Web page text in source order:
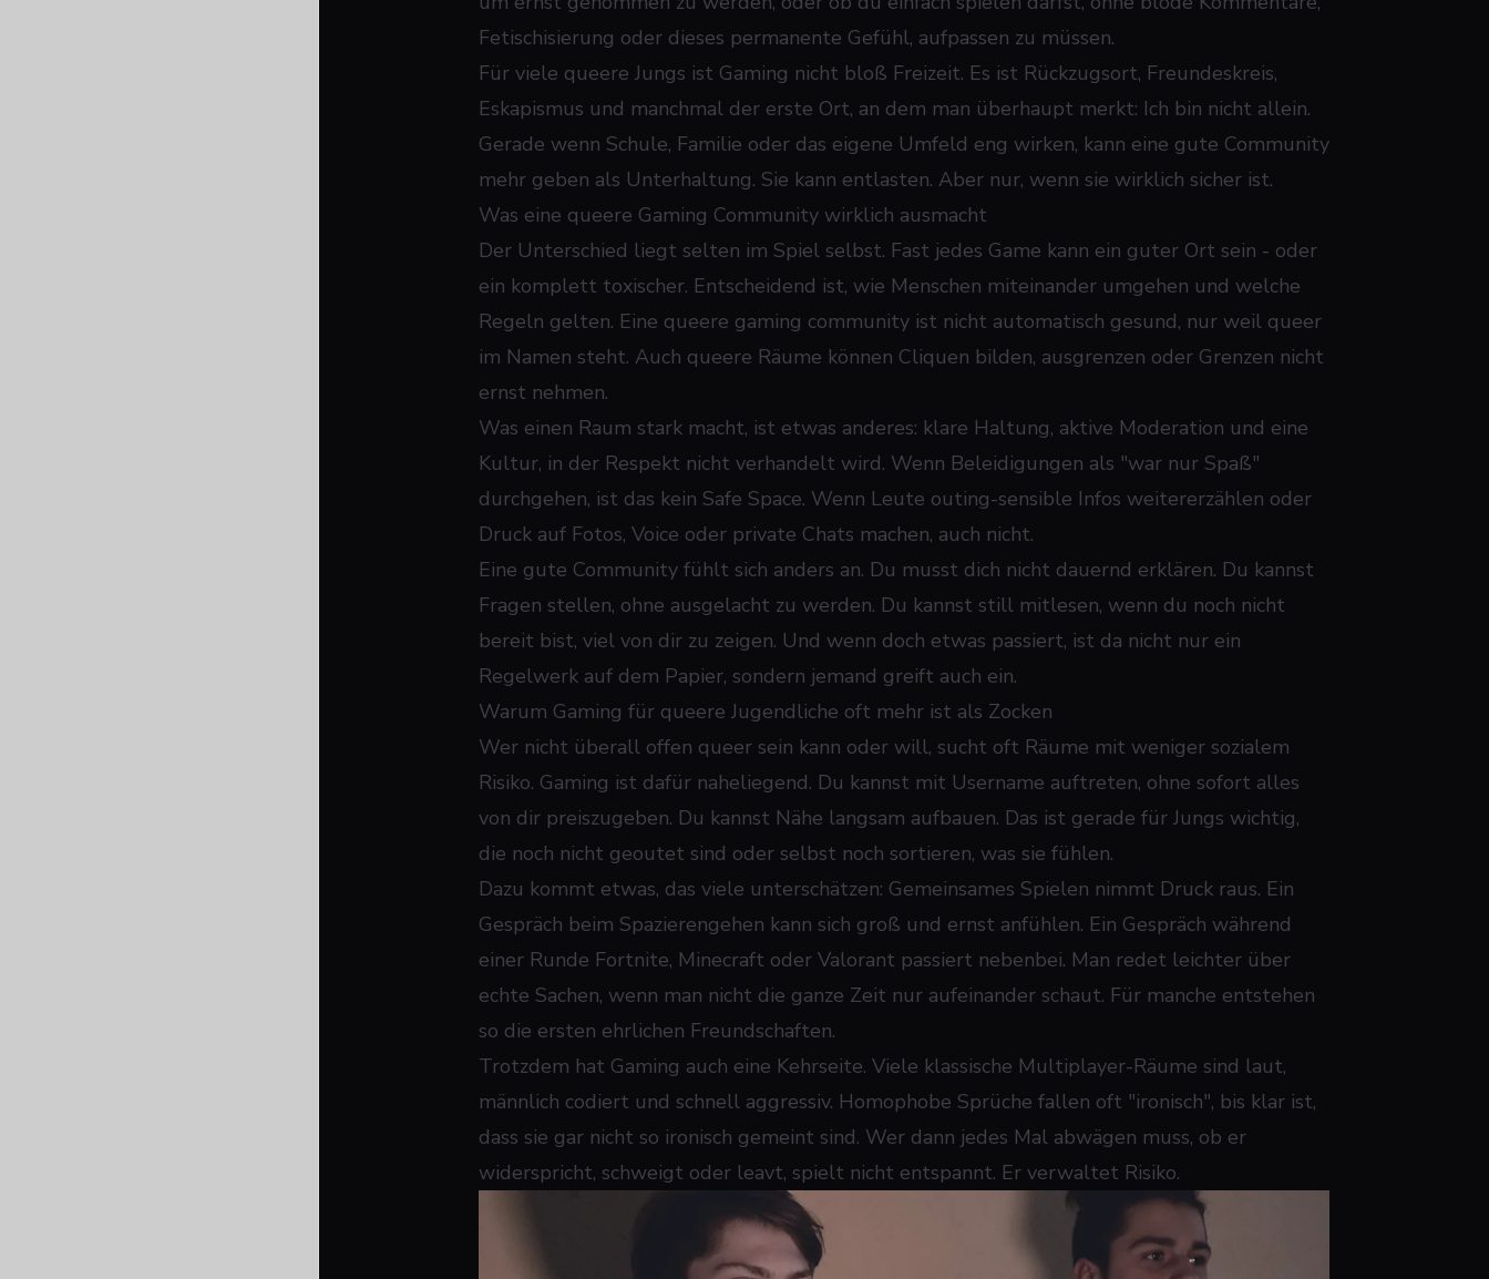
Fetischisierung oder dieses permanente Gefühl, aufpassen zu müssen.
Für viele queere Jungs ist Gaming nicht bloß Freizeit. Es ist Rückzugsort, Freundeskreis,
Eskapismus und manchmal der erste Ort, an dem man überhaupt merkt: Ich bin nicht allein.
Gerade wenn Schule, Familie oder das eigene Umfeld eng wirken, kann eine gute Community
mehr geben als Unterhaltung. Sie kann entlasten. Aber nur, wenn sie wirklich sicher ist.
Was eine queere Gaming Community wirklich ausmacht
Der Unterschied liegt selten im Spiel selbst. Fast jedes Game kann ein guter Ort sein - oder
ein komplett toxischer. Entscheidend ist, wie Menschen miteinander umgehen und welche
Regeln gelten. Eine queere gaming community ist nicht automatisch gesund, nur weil queer
im Namen steht. Auch queere Räume können Cliquen bilden, ausgrenzen oder Grenzen nicht
ernst nehmen.
Was einen Raum stark macht, ist etwas anderes: klare Haltung, aktive Moderation und eine
Kultur, in der Respekt nicht verhandelt wird. Wenn Beleidigungen als "war nur Spaß"
durchgehen, ist das kein Safe Space. Wenn Leute outing-sensible Infos weitererzählen oder
Druck auf Fotos, Voice oder private Chats machen, auch nicht.
Eine gute Community fühlt sich anders an. Du musst dich nicht dauernd erklären. Du kannst
Fragen stellen, ohne ausgelacht zu werden. Du kannst still mitlesen, wenn du noch nicht
bereit bist, viel von dir zu zeigen. Und wenn doch etwas passiert, ist da nicht nur ein
Regelwerk auf dem Papier, sondern jemand greift auch ein.
Warum Gaming für queere Jugendliche oft mehr ist als Zocken
Wer nicht überall offen queer sein kann oder will, sucht oft Räume mit weniger sozialem
Risiko. Gaming ist dafür naheliegend. Du kannst mit Username auftreten, ohne sofort alles
von dir preiszugeben. Du kannst Nähe langsam aufbauen. Das ist gerade für Jungs wichtig,
die noch nicht geoutet sind oder selbst noch sortieren, was sie fühlen.
Dazu kommt etwas, das viele unterschätzen: Gemeinsames Spielen nimmt Druck raus. Ein
Gespräch beim Spazierengehen kann sich groß und ernst anfühlen. Ein Gespräch während
einer Runde Fortnite, Minecraft oder Valorant passiert nebenbei. Man redet leichter über
echte Sachen, wenn man nicht die ganze Zeit nur aufeinander schaut. Für manche entstehen
so die ersten ehrlichen Freundschaften.
Trotzdem hat Gaming auch eine Kehrseite. Viele klassische Multiplayer-Räume sind laut,
männlich codiert und schnell aggressiv. Homophobe Sprüche fallen oft "ironisch", bis klar ist,
dass sie gar nicht so ironisch gemeint sind. Wer dann jedes Mal abwägen muss, ob er
widerspricht, schweigt oder leavt, spielt nicht entspannt. Er verwaltet Risiko.